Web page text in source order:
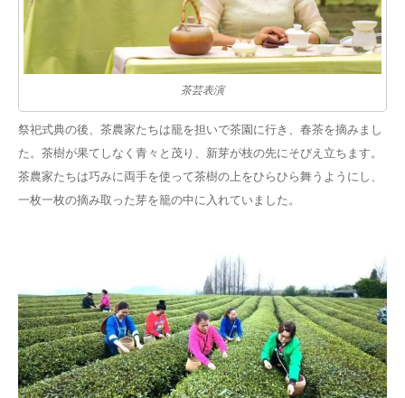
茶芸表演
祭祀式典の後、茶農家たちは籠を担いで茶園に行き、春茶を摘みまし
た。茶樹が果てしなく青々と茂り、新芽が枝の先にそびえ立ちます。
茶農家たちは巧みに両手を使って茶樹の上をひらひら舞うようにし、
一枚一枚の摘み取った芽を籠の中に入れていました。